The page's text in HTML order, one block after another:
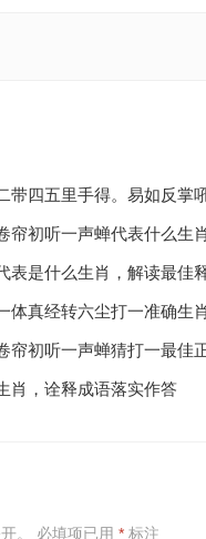
带四五里手得。易如反掌
帘初听一声蝉代表什么生
表是什么生肖，解读最佳
体真经转六尘打一准确生
帘初听一声蝉猜打一最佳
肖，诠释成语落实作答
。 必填项已用 * 标注